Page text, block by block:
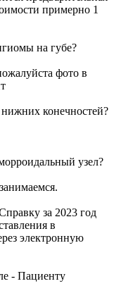
примерно 1
на губе?
фото в
конечностей?
узел?
за 2023 год
в
электронную
- Пациенту